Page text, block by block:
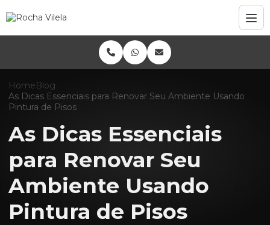
HomeBlog
As Dicas Essenciais para Renovar Seu Ambiente Usando
Pintura de Pisos
As Dicas Essenciais
para Renovar Seu
Ambiente Usando
Pintura de Pisos